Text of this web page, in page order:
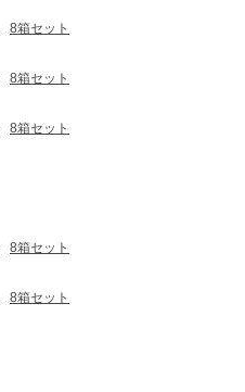
8箱セット
8箱セット
8箱セット
8箱セット
8箱セット